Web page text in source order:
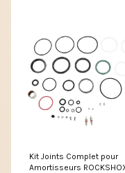
Kit Joints Complet pour
Amortisseurs